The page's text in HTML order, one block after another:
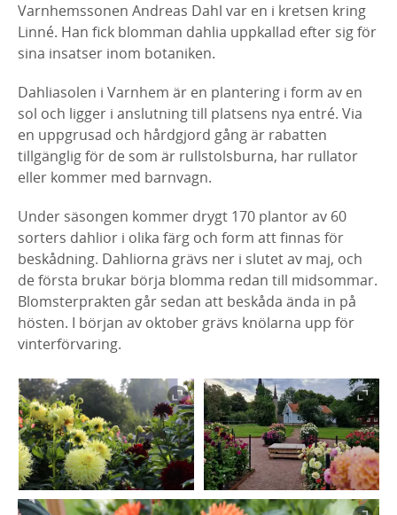
Varnhemssonen Andreas Dahl var en i kretsen kring
Linné. Han fick blomman dahlia uppkallad efter sig för
sina insatser inom botaniken.
Dahliasolen i Varnhem är en plantering i form av en
sol och ligger i anslutning till platsens nya entré. Via
en uppgrusad och hårdgjord gång är rabatten
tillgänglig för de som är rullstolsburna, har rullator
eller kommer med barnvagn.
Under säsongen kommer drygt 170 plantor av 60
sorters dahlior i olika färg och form att finnas för
beskådning. Dahliorna grävs ner i slutet av maj, och
de första brukar börja blomma redan till midsommar.
Blomsterprakten går sedan att beskåda ända in på
hösten. I början av oktober grävs knölarna upp för
vinterförvaring.